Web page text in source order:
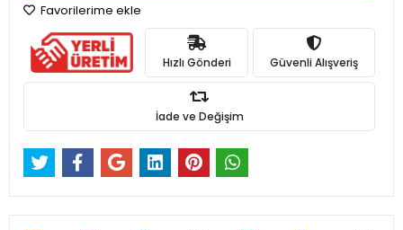
Favorilerime ekle
Hızlı Gönderi Güvenli Alışveriş
İade ve Değişim